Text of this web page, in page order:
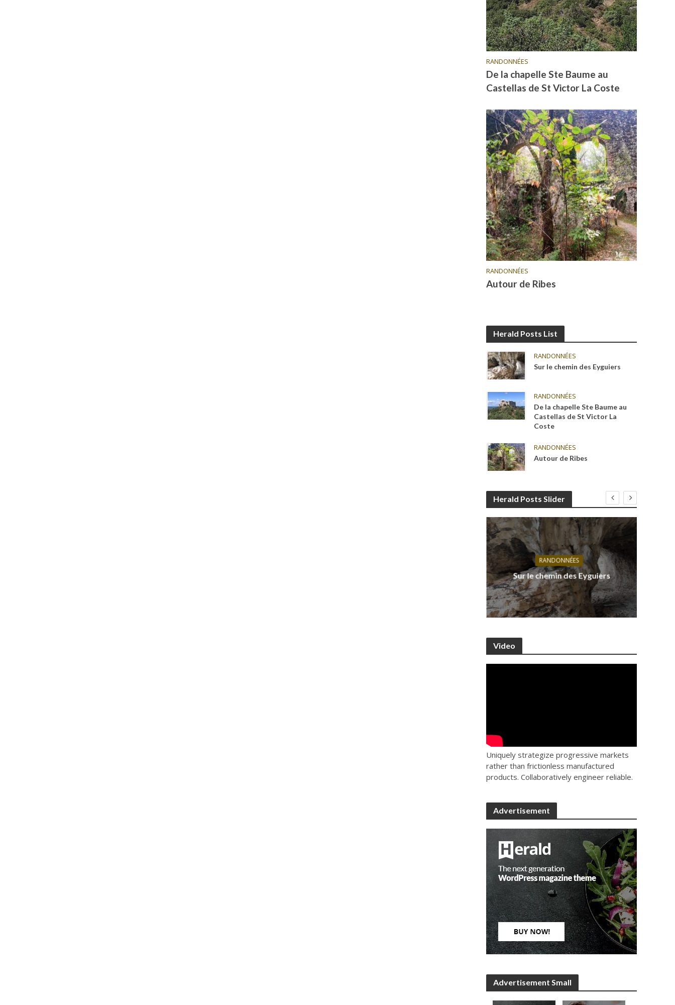
RANDONNÉES
De la chapelle Ste Baume au
Castellas de St Victor La Coste
RANDONNÉES
Autour de Ribes
Herald Posts List
RANDONNÉES
Sur le chemin des Eyguiers
RANDONNÉES
De la chapelle Ste Baume au
Castellas de St Victor La
Coste
RANDONNÉES
Autour de Ribes
Herald Posts Slider
RANDONNÉES
Sur le chemin des Eyguiers
Video
Uniquely strategize progressive markets
rather than frictionless manufactured
products. Collaboratively engineer reliable.
Advertisement
Advertisement Small